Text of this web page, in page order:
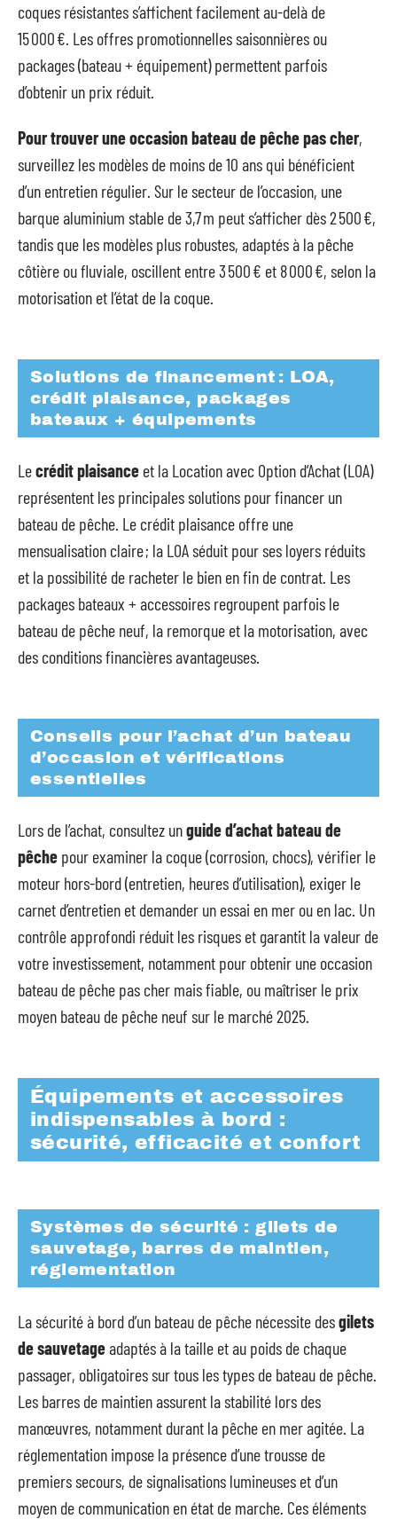
coques résistantes s’affichent facilement au-delà de
15 000 €. Les offres promotionnelles saisonnières ou
packages (bateau + équipement) permettent parfois
d’obtenir un prix réduit.
Pour trouver une occasion bateau de pêche pas cher,
surveillez les modèles de moins de 10 ans qui bénéficient
d’un entretien régulier. Sur le secteur de l’occasion, une
barque aluminium stable de 3,7 m peut s’afficher dès 2 500 €,
tandis que les modèles plus robustes, adaptés à la pêche
côtière ou fluviale, oscillent entre 3 500 € et 8 000 €, selon la
motorisation et l’état de la coque.
Solutions de financement : LOA,
crédit plaisance, packages
bateaux + équipements
Lecrédit plaisance et la Location avec Option d’Achat (LOA)
représentent les principales solutions pour financer un
bateau de pêche. Le crédit plaisance offre une
mensualisation claire ; la LOA séduit pour ses loyers réduits
et la possibilité de racheter le bien en fin de contrat. Les
packages bateaux + accessoires regroupent parfois le
bateau de pêche neuf, la remorque et la motorisation, avec
des conditions financières avantageuses.
Conseils pour l’achat d’un bateau
d’occasion et vérifications
essentielles
Lors de l’achat, consultez unguide d’achat bateau de
pêche pour examiner la coque (corrosion, chocs), vérifier le
moteur hors-bord (entretien, heures d’utilisation), exiger le
carnet d’entretien et demander un essai en mer ou en lac. Un
contrôle approfondi réduit les risques et garantit la valeur de
votre investissement, notamment pour obtenir une occasion
bateau de pêche pas cher mais fiable, ou maîtriser le prix
moyen bateau de pêche neuf sur le marché 2025.
Équipements et accessoires
indispensables à bord :
sécurité, efficacité et confort
Systèmes de sécurité : gilets de
sauvetage, barres de maintien,
réglementation
La sécurité à bord d’un bateau de pêche nécessite desgilets
de sauvetageadaptés à la taille et au poids de chaque
passager, obligatoires sur tous les types de bateau de pêche.
Les barres de maintien assurent la stabilité lors des
manœuvres, notamment durant la pêche en mer agitée. La
réglementation impose la présence d’une trousse de
premiers secours, de signalisations lumineuses et d’un
moyen de communication en état de marche. Ces éléments